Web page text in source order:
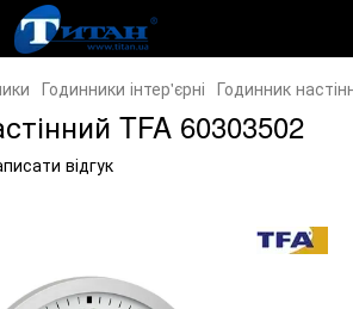
Годинники інтер'єрні Годинник
TFA 60303502
відгук